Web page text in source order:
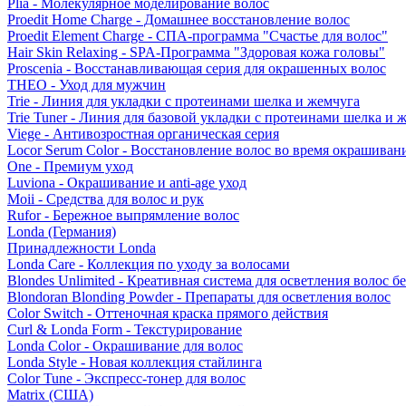
Plia - Молекулярное моделирование волос
Proedit Home Charge - Домашнее восстановление волос
Proedit Element Charge - СПА-программа "Счастье для волос"
Hair Skin Relaxing - SPA-Программа "Здоровая кожа головы"
Proscenia - Восстанавливающая серия для окрашенных волос
THEO - Уход для мужчин
Trie - Линия для укладки с протеинами шелка и жемчуга
Trie Tuner - Линия для базовой укладки с протеинами шелка и
Viege - Антивозростная органическая серия
Locor Serum Color - Восстановление волос во время
One - Премиум уход
Luviona - Окрашивание и anti-age уход
Moii - Средства для волос и рук
Rufor - Бережное выпрямление волос
Londa (Германия)
Принадлежности Londa
Londa Care - Коллекция по уходу за волосами
Blondes Unlimited - Креативная система для осветления волос
Blondoran Blonding Powder - Препараты для осветления волос
Color Switch - Оттеночная краска прямого действия
Curl & Londa Form - Текстурирование
Londa Color - Окрашивание для волос
Londa Style - Новая коллекция стайлинга
Color Tune - Экспресс-тонер для волос
Matrix (США)